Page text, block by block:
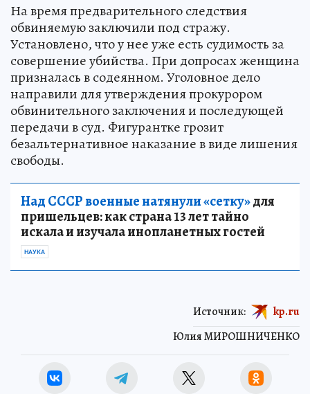
На время предварительного следствия
обвиняемую заключили под стражу.
Установлено, что у нее уже есть судимость за
совершение убийства. При допросах женщина
призналась в содеянном. Уголовное дело
направили для утверждения прокурором
обвинительного заключения и последующей
передачи в суд. Фигурантке грозит
безальтернативное наказание в виде лишения
свободы.
Над СССР военные натянули «сетку»для
пришельцев: как страна 13 лет тайно
искала и изучала инопланетных гостей
НАУКА
Юлия МИРОШНИЧЕНКО
Источник: kp.ru